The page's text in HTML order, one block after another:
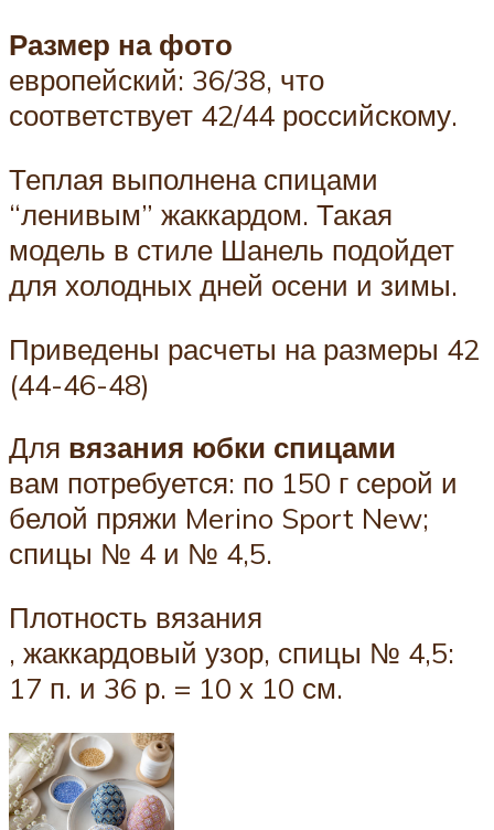
Размер на фото
европейский: 36/38, что
соответствует 42/44 российскому.
Теплая выполнена спицами
“ленивым” жаккардом. Такая
модель в стиле Шанель подойдет
для холодных дней осени и зимы.
Приведены расчеты на размеры 42
(44-46-48)
Для вязания юбки спицами
вам потребуется: по 150 г серой и
белой пряжи Merino Sport New;
спицы № 4 и № 4,5.
Плотность вязания
, жаккардовый узор, спицы № 4,5:
17 п. и 36 р. = 10 х 10 см.